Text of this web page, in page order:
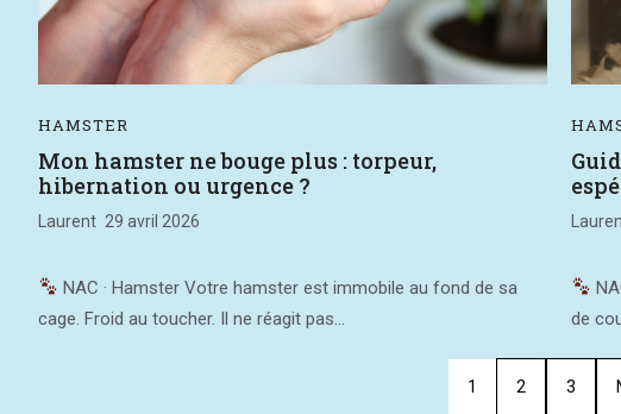
HAMSTER
Mon hamster ne bouge plus : torpeur,
hibernation ou urgence ?
Laurent 29 avril 2026
NAC · Hamster Votre hamster est immobile au fond de sa
cage. Froid au toucher. Il ne réagit pas...
de
1 2 3